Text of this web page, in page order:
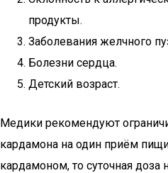
продукты.
Заболевания желчного
Болезни сердца.
Детский возраст.
Медики рекомендуют
кардамона на один приём
кардамоном, то суточная